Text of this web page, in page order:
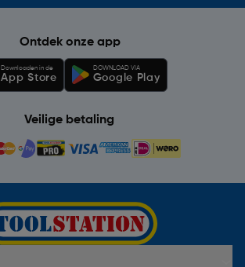
Ontdek onze app
Downloaden in de
App Store
DOWNLOAD VIA
Google Play
Veilige betaling